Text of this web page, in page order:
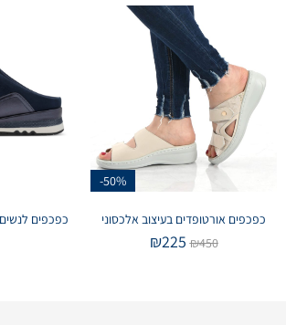
-50%
כפכפים אורטופדים בעיצוב אלכסוני
₪450
₪225